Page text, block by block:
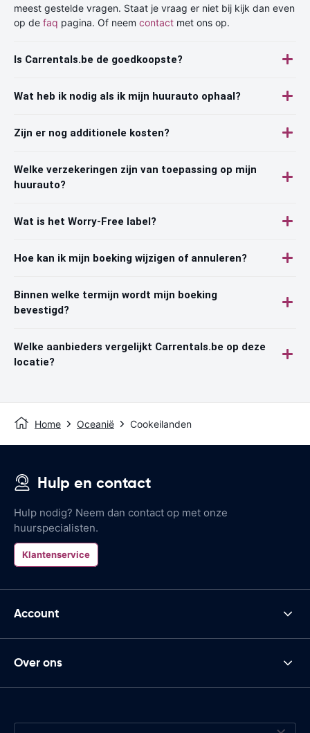
meest gestelde vragen. Staat je vraag er niet bij kijk dan even
op de faq pagina. Of neem contact met ons op.
Is Carrentals.be de goedkoopste?
Wat heb ik nodig als ik mijn huurauto ophaal?
Zijn er nog additionele kosten?
Welke verzekeringen zijn van toepassing op mijn
huurauto?
Wat is het Worry-Free label?
Hoe kan ik mijn boeking wijzigen of annuleren?
Binnen welke termijn wordt mijn boeking
bevestigd?
Welke aanbieders vergelijkt Carrentals.be op deze
locatie?
Home Oceanië Cookeilanden
Hulp en contact
Hulp nodig? Neem dan contact op met onze
huurspecialisten.
Klantenservice
Account
Over ons